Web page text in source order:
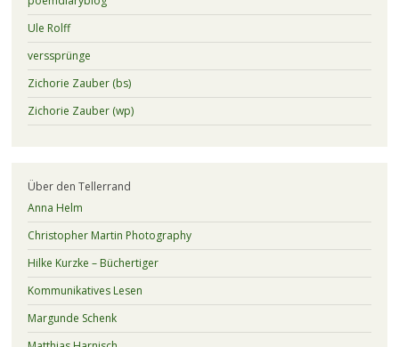
Ule Rolff
verssprünge
Zichorie Zauber (bs)
Zichorie Zauber (wp)
Über den Tellerrand
Anna Helm
Christopher Martin Photography
Hilke Kurzke – Büchertiger
Kommunikatives Lesen
Margunde Schenk